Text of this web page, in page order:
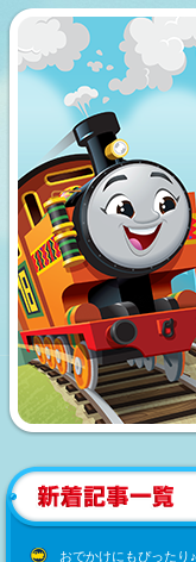
おでかけにもぴったり